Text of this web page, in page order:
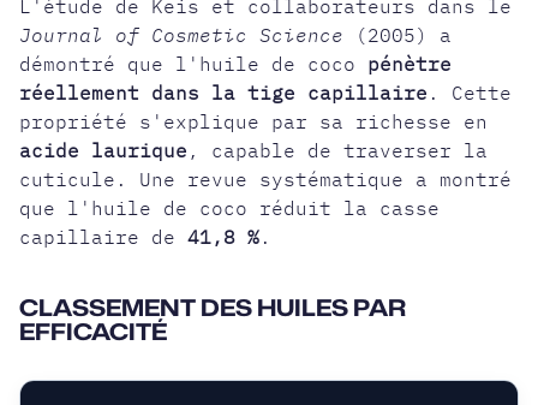
L'étude de Keis et collaborateurs dans le
Journal of Cosmetic Science (2005) a
démontré que l'huile de coco pénètre
réellement dans la tige capillaire . Cette
propriété s'explique par sa richesse en
acide laurique , capable de traverser la
cuticule. Une revue systématique a montré
que l'huile de coco réduit la casse
capillaire de41,8 % .
CLASSEMENT DES HUILES PAR
EFFICACITÉ